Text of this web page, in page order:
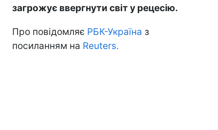
загрожує ввергнути світ у рецесію.
Про повідомляє РБК-Україна з
посиланням на Reuters.